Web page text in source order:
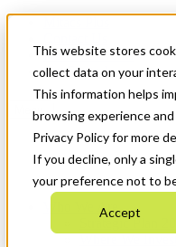
This website stores
collect data on your
This information helps
browsing experience
Privacy Policy for more
If you decline, only a
your preference not to
Accept
News & Events
Get Started
Menu
Who We Are
Strategic Plan